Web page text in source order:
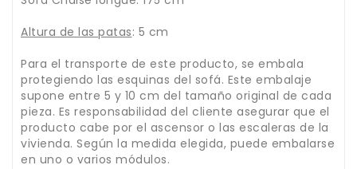
Altura de las patas: 5 cm
Para el transporte de este producto, se embala
protegiendo las esquinas del sofá. Este embalaje
supone entre 5 y 10 cm del tamaño original de cada
pieza. Es responsabilidad del cliente asegurar que el
producto cabe por el ascensor o las escaleras de la
vivienda. Según la medida elegida, puede embalarse
en uno o varios módulos.